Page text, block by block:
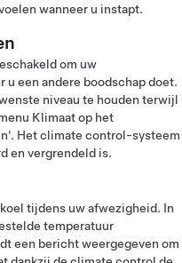
wanneer u instapt.
om uw
u een andere boodschap doet.
niveau te houden terwijl
Klimaat op het
Het climate control-systeem
en vergrendeld is.
tijdens uw afwezigheid. In
temperatuur
een bericht weergegeven om